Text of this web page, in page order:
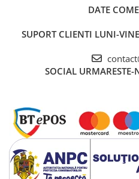
DATE
SUPORT CLIENTI LUNI-
SOCIAL